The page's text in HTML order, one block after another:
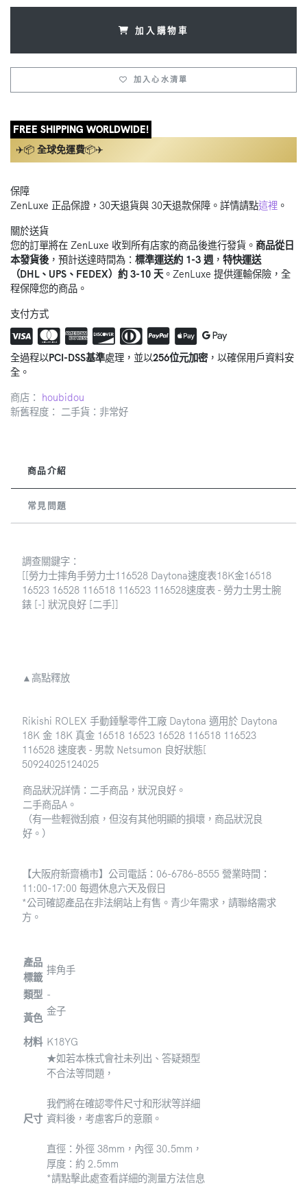
加入購物車
加入心水清單
FREE SHIPPING WORLDWIDE!
✈️📦 全球免運費📦✈️
保障
ZenLuxe 正品保證，30天退貨與 30天退款保障。詳情請點這裡 。
關於送貨
您的訂單將在 ZenLuxe 收到所有店家的商品後進行發貨。 商品從日
本發貨後，預計送達時間為： 標準運送約 1-3 週 ， 特快運送
（DHL、UPS、FEDEX）約 3-10 天 。ZenLuxe 提供運輸保險，全
程保障您的商品。
支付方式
全過程以PCI-DSS基準處理，並以256位元加密，以確保用戶資料安
全。
商店： houbidou
新舊程度： 二手貨：非常好
商品介紹
常見問題
調查關鍵字：
[[勞力士摔角手勞力士116528 Daytona速度表18K金16518
16523 16528 116518 116523 116528速度表 - 勞力士男士腕
錶 [-] 狀況良好 [二手]]
▲高點釋放
Rikishi ROLEX 手動錘擊零件工廠 Daytona 適用於 Daytona
18K 金 18K 真金 16518 16523 16528 116518 116523
116528 速度表 - 男款 Netsumon 良好狀態[
50924025124025
商品狀況詳情：二手商品，狀況良好。
二手商品A。
（有一些輕微刮痕，但沒有其他明顯的損壞，商品狀況良
好。）
【大阪府新齋橋市】公司電話：06-6786-8555 營業時間：
11:00-17:00 每週休息六天及假日
*公司確認產品在非法網站上有售。青少年需求，請聯絡需求
方。
產品
標籤
摔角手
類型 -
黃色
金子
材料 K18YG
尺寸
★如若本株式會社未列出、答疑類型
不合法等問題，
我們將在確認零件尺寸和形狀等詳細
資料後，考慮客戶的意願。
直徑：外徑 38mm，內徑 30.5mm，
厚度：約 2.5mm
*請點擊此處查看詳細的測量方法信息